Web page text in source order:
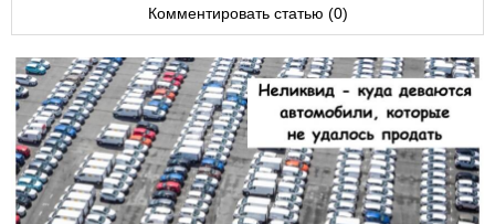
Комментировать статью (0)